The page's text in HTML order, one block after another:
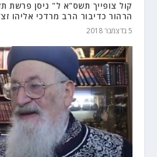
קול צופייך תשס"א ל" ניסן פרשת
הרהור כדיבור הרב מרדכי אליהו
5 בדצמבר 2018